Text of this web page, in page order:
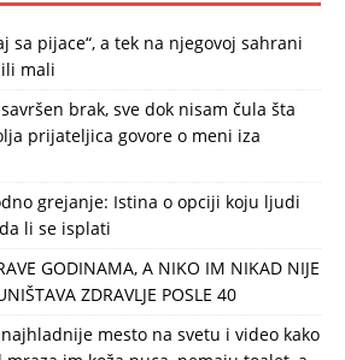
sa pijace“, a tek na njegovoj sahrani
mali
brak, sve dok nisam čula šta
prijateljica govore o meni iza
grejanje: Istina o opciji koju ljudi
li se isplati
GODINAMA, A NIKO IM NIKAD NIJE
ZDRAVLJE POSLE 40
mesto na svetu i video kako